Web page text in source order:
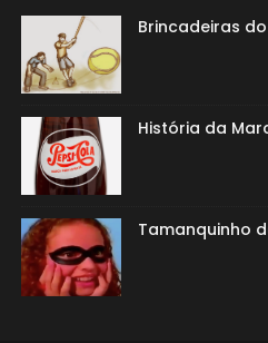
Brincadeiras
História da
Tamanquinho